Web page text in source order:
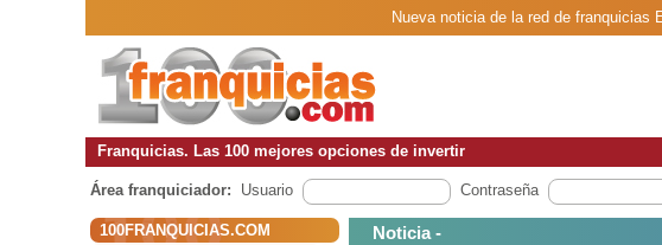
Nueva noticia de la red de franquicias
Franquicias. Las 100 mejores opciones de invertir
Área franquiciador: Usuario Contraseña
100FRANQUICIAS.COM
Noticia -